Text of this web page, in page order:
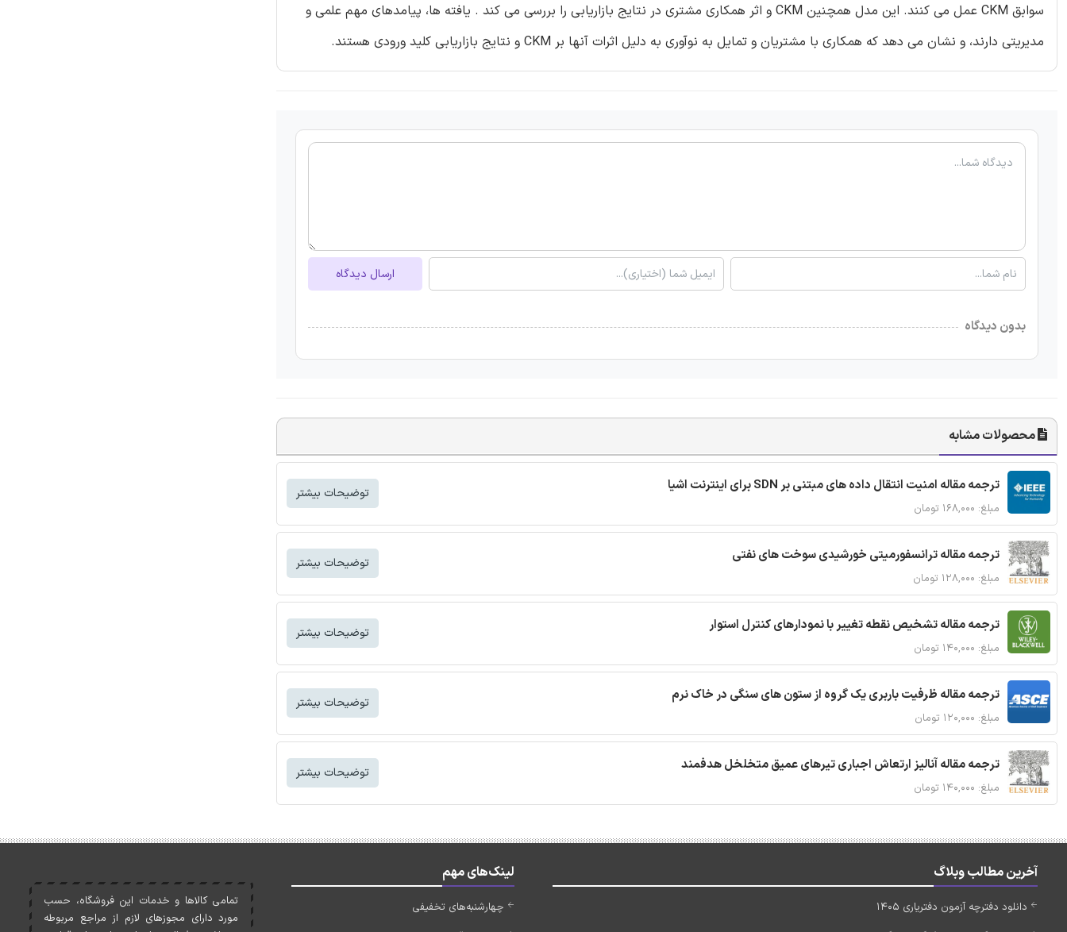
سوابق CKM عمل می کنند. این مدل همچنین CKM و اثر همکاری مشتری در نتایج بازاریابی را بررسی می کند . یافته ها، پیامدهای مهم علمی و
مدیریتی دارند، و نشان می دهد که همکاری با مشتریان و تمایل به نوآوری به دلیل اثرات آنها بر CKM و نتایج بازاریابی کلید ورودی هستند.
ارسال دیدگاه
بدون دیدگاه
محصولات مشابه
ترجمه مقاله امنیت انتقال داده های مبتنی بر SDN برای اینترنت اشیا
مبلغ: ۱۶۸,۰۰۰ تومان
توضیحات بیشتر
ترجمه مقاله ترانسفورمیتی خورشیدی سوخت های نفتی
مبلغ: ۱۲۸,۰۰۰ تومان
توضیحات بیشتر
ترجمه مقاله تشخیص نقطه تغییر با نمودارهای کنترل استوار
مبلغ: ۱۴۰,۰۰۰ تومان
توضیحات بیشتر
ترجمه مقاله ظرفیت باربری یک گروه از ستون های سنگی در خاک نرم
مبلغ: ۱۲۰,۰۰۰ تومان
توضیحات بیشتر
ترجمه مقاله آنالیز ارتعاش اجباری تیرهای عمیق متخلخل هدفمند
مبلغ: ۱۴۰,۰۰۰ تومان
توضیحات بیشتر
آخرین مطالب وبلاگ
دانلود دفترچه آزمون دفتریاری 1405
لینک‌های مهم
چهارشنبه‌های تخفیفی
تمامی کالاها و خدمات اين فروشگاه، حسب
مورد دارای مجوزهای لازم از مراجع مربوطه